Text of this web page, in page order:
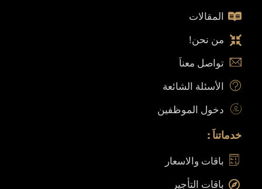
المقالات
من نحن!
تواصل معناَ
الأسئلة الشائعة
دخول الموظفين
خدماتناَ :
باقات والاسعار
باقات التأجير